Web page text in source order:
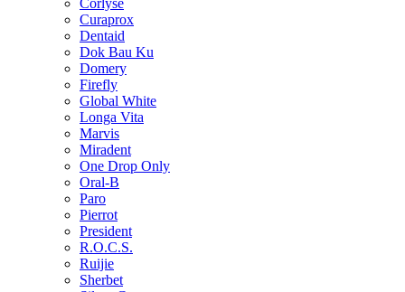
Corlyse
Curaprox
Dentaid
Dok Bau Ku
Domery
Firefly
Global White
Longa Vita
Marvis
Miradent
One Drop Only
Oral-B
Paro
Pierrot
President
R.O.C.S.
Ruijie
Sherbet